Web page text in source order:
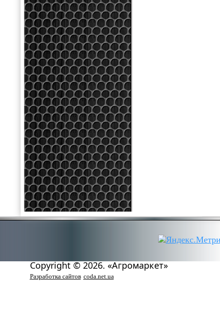
Copyright © 2026. «Агромаркет»
Разработка сайтов coda.net.ua